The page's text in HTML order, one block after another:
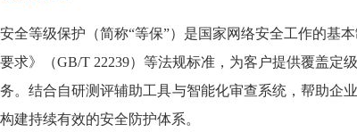
全等级保护（简称“等保”）是国家网络安全工作的基
求》（GB/T 22239）等法规标准，为客户提供覆盖定
。结合自研测评辅助工具与智能化审查系统，帮助企
建持续有效的安全防护体系。